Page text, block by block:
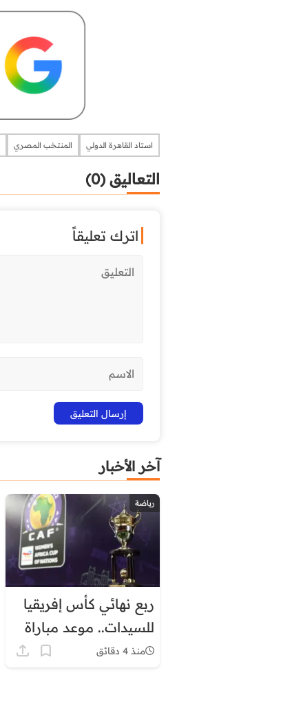
استاد القاهرة الدولي المنتخب المصري
التعاليق (0)
اترك تعليقاً
آخر الأخبار
رياضة
ربع نهائي كأس إفريقيا
للسيدات.. موعد مباراة
المغرب وجنوب إفريقيا
منذ 4 دقائق